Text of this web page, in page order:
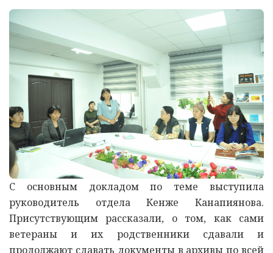
С основным докладом по теме выступила
руководитель отдела Кенже Канапиянова.
Присутствующим рассказали, о том, как сами
ветераны и их родственники сдавали и
продолжают сдавать документы в архивы по всей